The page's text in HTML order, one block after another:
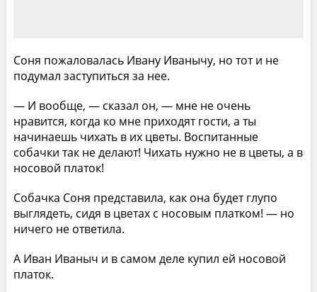
Соня пожаловалась Ивану Иванычу, но тот и не
подумал заступиться за нее.
— И вообще, — сказал он, — мне не очень
нравится, когда ко мне приходят гости, а ты
начинаешь чихать в их цветы. Воспитанные
собачки так не делают! Чихать нужно не в цветы, а в
носовой платок!
Собачка Соня представила, как она будет глупо
выглядеть, сидя в цветах с носовым платком! — но
ничего не ответила.
А Иван Иваныч и в самом деле купил ей носовой
платок.